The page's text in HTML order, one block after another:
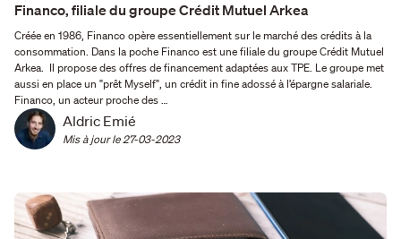
Financo, filiale du groupe Crédit Mutuel Arkea
Créée en 1986, Financo opère essentiellement sur le marché des crédits à la
consommation. Dans la poche Financo est une filiale du groupe Crédit Mutuel
Arkea. Il propose des offres de financement adaptées aux TPE. Le groupe met
aussi en place un "prêt Myself", un crédit in fine adossé à l’épargne salariale.
Financo, un acteur proche des …
Aldric Emié
Mis à jour le 27-03-2023